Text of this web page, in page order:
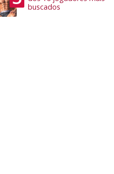
buscados